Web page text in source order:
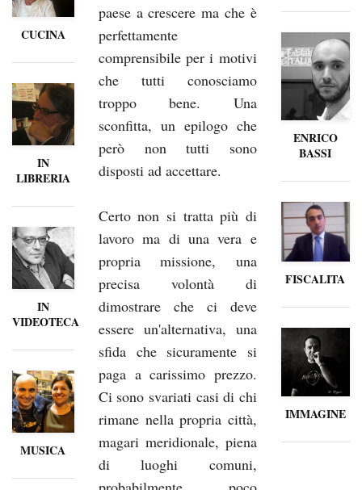
CUCINA
IN
LIBRERIA
IN
VIDEOTECA
MUSICA
paese a crescere ma che è
perfettamente
comprensibile per i motivi
che tutti conosciamo
troppo bene. Una
sconfitta, un epilogo che
però non tutti sono
disposti ad accettare.
Certo non si tratta più di
lavoro ma di una vera e
propria missione, una
precisa volontà di
dimostrare che ci deve
essere un'alternativa, una
sfida che sicuramente si
paga a carissimo prezzo.
Ci sono svariati casi di chi
rimane nella propria città,
magari meridionale, piena
di luoghi comuni,
ENRICO
BASSI
FISCALITA
IMMAGINE